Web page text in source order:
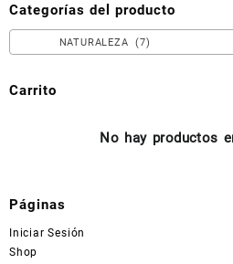
elegir
en
la
Categorías del producto
NATURALEZA (7)
Carrito
No hay productos
Páginas
Iniciar Sesión
Shop